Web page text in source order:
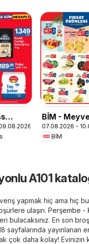
BİM -
Sebze,
07.08.2026 -
BİM
A101
yapmak hiç ama hiç
ulaşın. Perşembe -
bulacaksınız. En son
sayfalarında yayınlanan
çok daha kolay!